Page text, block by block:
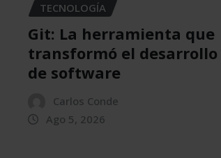
TECNOLOGÍA
Git: La herramienta que
transformó el desarrollo
de software
Carlos Conde
Ago 5, 2026